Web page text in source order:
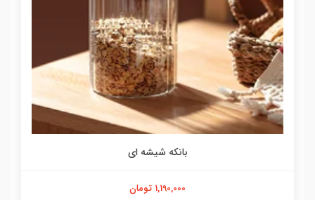
بانکه شیشه ای
1,190,000 تومان